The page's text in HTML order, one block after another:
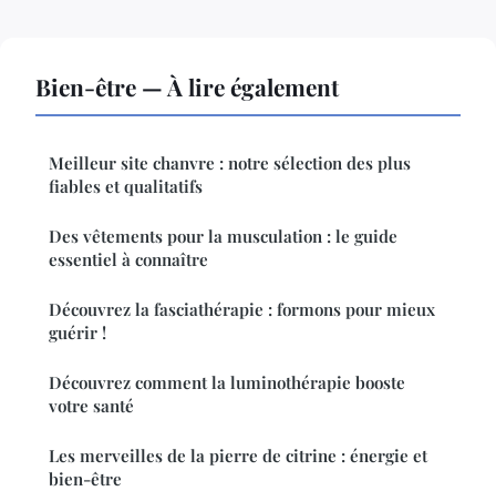
Bien-être — À lire également
Meilleur site chanvre : notre sélection des plus
fiables et qualitatifs
Des vêtements pour la musculation : le guide
essentiel à connaître
Découvrez la fasciathérapie : formons pour mieux
guérir !
Découvrez comment la luminothérapie booste
votre santé
Les merveilles de la pierre de citrine : énergie et
bien-être